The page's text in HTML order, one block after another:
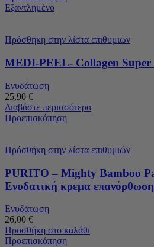
Εξαντλημένο
Πρόσθήκη στην λίστα επιθυμιών
MEDI-PEEL- Collagen Super
Ενυδάτωση
25,90 €
Διαβάστε περισσότερα
Προεπισκόπηση
Πρόσθήκη στην λίστα επιθυμιών
PURITO – Mighty Bamboo
Ενυδατική κρεμα
Ενυδάτωση
26,00 €
Προσθήκη στο καλάθι
Προεπισκόπηση